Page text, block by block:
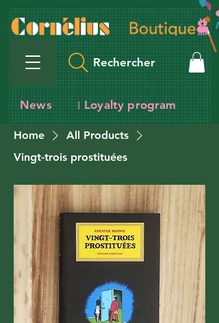
Rechercher
Loyalty program
News I
Home
All Products
Vingt-trois prostituées